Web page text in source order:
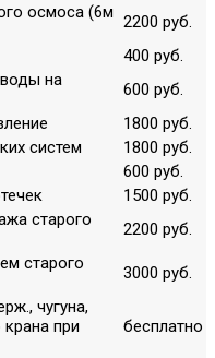
осмоса (6м 2200 руб.
400 руб.
на
600 руб.
1800 руб.
систем
1800 руб.
600 руб.
1500 руб.
старого
2200 руб.
старого
3000 руб.
чугуна,
при
бесплатно